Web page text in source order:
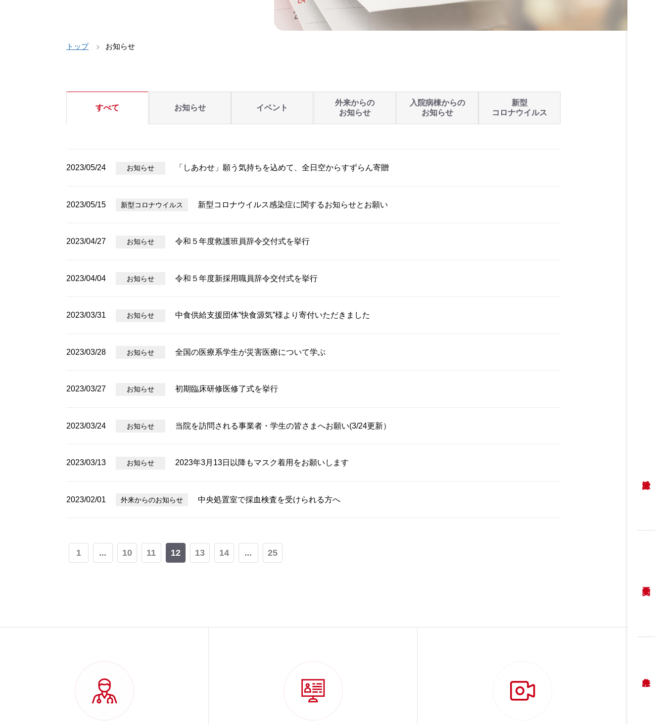
トップ お知らせ
すべて お知らせ イベント
外来からの
お知らせ
入院病棟からの
お知らせ
新型
コロナウイルス
2023/05/24 お知らせ 「しあわせ」願う気持ちを込めて、全日空からすずらん寄贈
2023/05/15 新型コロナウイルス 新型コロナウイルス感染症に関するお知らせとお願い
2023/04/27 お知らせ 令和５年度救護班員辞令交付式を挙行
2023/04/04 お知らせ 令和５年度新採用職員辞令交付式を挙行
2023/03/31 お知らせ 中食供給支援団体”快食源気”様より寄付いただきました
2023/03/28 お知らせ 全国の医療系学生が災害医療について学ぶ
2023/03/27 お知らせ 初期臨床研修医修了式を挙行
2023/03/24 お知らせ 当院を訪問される事業者・学生の皆さまへお願い(3/24更新）
2023/03/13 お知らせ 2023年3月13日以降もマスク着用をお願いします
2023/02/01 外来からのお知らせ 中央処置室で採血検査を受けられる方へ
1 ... 10 11 12 13 14 ... 25